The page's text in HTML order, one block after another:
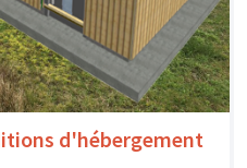
d'hébergement